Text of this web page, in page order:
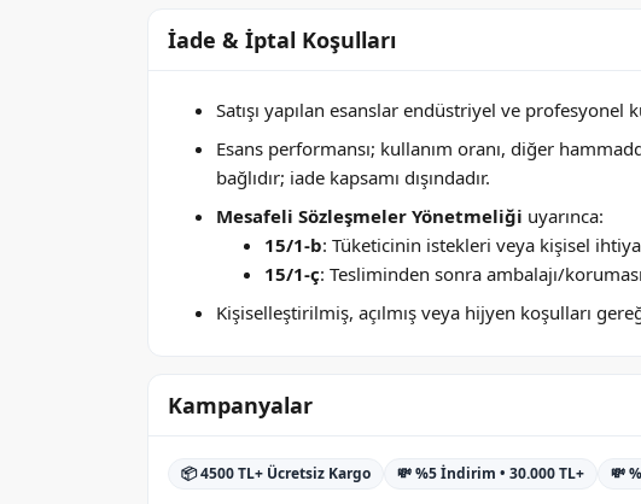
İade & İptal Koşulları
Satışı yapılan esanslar endüstriyel ve
Esans performansı; kullanım oranı, diğer
bağlıdır; iade kapsamı dışındadır.
Mesafeli Sözleşmeler Yönetmeliği uyarınca:
15/1-b: Tüketicinin istekleri veya kişisel
15/1-ç: Tesliminden sonra ambalajı/
Kişiselleştirilmiş, açılmış veya hijyen koşulları
Kampanyalar
📦 4500 TL+ Ücretsiz Kargo 💸 %5 İndirim • 30.000 TL+ 💸